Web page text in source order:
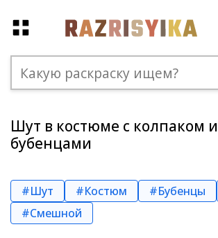
Шут в костюме с колпаком и
бубенцами
#Шут #Костюм #Бубенцы
#Смешной